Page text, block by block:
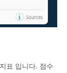
표 입니다. 점수